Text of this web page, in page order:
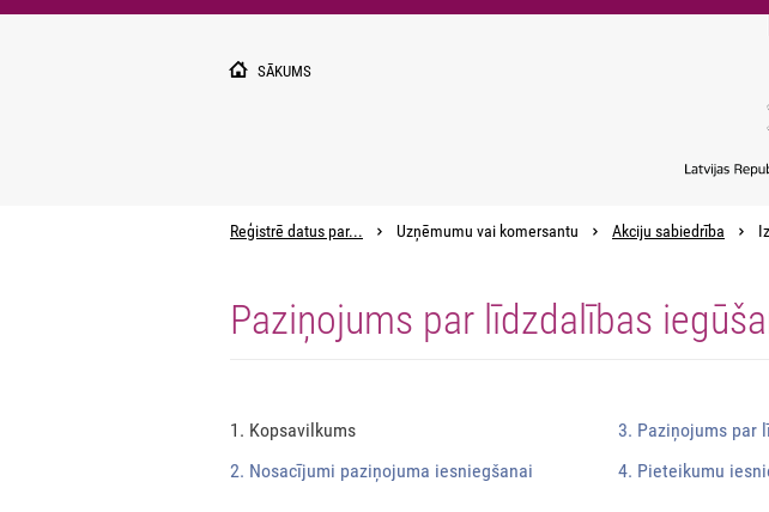
Pārlekt
SĀKUMS
Reģistrē datus par... Uzņēmumu vai komersantu Akciju sabiedrība
Paziņojums par līdzdalības
1. Kopsavilkums
2. Nosacījumi paziņojuma iesniegšanai
3. Paziņojums par
4. Pieteikumu